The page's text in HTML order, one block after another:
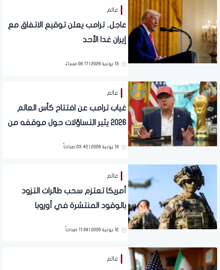
عالم
عاجل.. ترامب يعلن توقيع الاتفاق مع
إيران غدا الأحد
13 يونية 2026 | 08:17 مساءً
عالم
غياب ترامب عن افتتاح كأس العالم
2026 يثير التساؤلات حول موقفه من
13 يونية 2026 | 03:42 صباحاً
عالم
أمريكا تعتزم سحب طائرات التزود
بالوقود المنتشرة في أوروبا
12 يونية 2026 | 11:39 صباحاً
عالم